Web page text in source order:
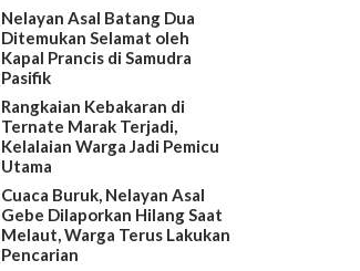
Nelayan Asal Batang Dua
Ditemukan Selamat oleh
Kapal Prancis di Samudra
Pasifik
Rangkaian Kebakaran di
Ternate Marak Terjadi,
Kelalaian Warga Jadi Pemicu
Utama
Cuaca Buruk, Nelayan Asal
Gebe Dilaporkan Hilang Saat
Melaut, Warga Terus Lakukan
Pencarian